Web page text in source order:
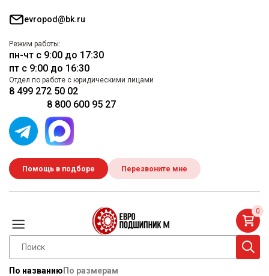
evropod@bk.ru
Режим работы:
пн-чт с 9:00 до 17:30
пт с 9:00 до 16:30
Отдел по работе с юридическими лицами
8 499 272 50 02
8 800 600 95 27
Помощь в подборе Перезвоните мне
По названию По размерам
0